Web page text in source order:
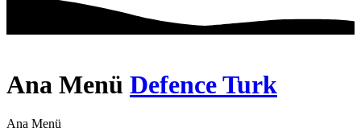
Ana Menü Defence Turk
Ana Menü